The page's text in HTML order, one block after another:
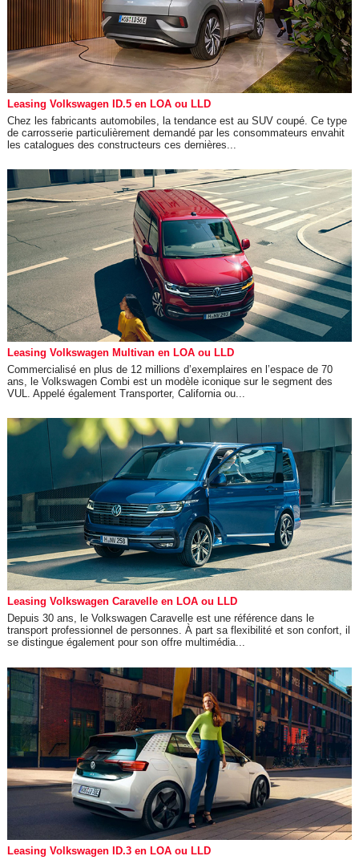
Leasing Volkswagen ID.5 en LOA ou LLD
Chez les fabricants automobiles, la tendance est au SUV coupé. Ce type
de carrosserie particulièrement demandé par les consommateurs envahit
les catalogues des constructeurs ces dernières...
Leasing Volkswagen Multivan en LOA ou LLD
Commercialisé en plus de 12 millions d’exemplaires en l’espace de 70
ans, le Volkswagen Combi est un modèle iconique sur le segment des
VUL. Appelé également Transporter, California ou...
Leasing Volkswagen Caravelle en LOA ou LLD
Depuis 30 ans, le Volkswagen Caravelle est une référence dans le
transport professionnel de personnes. À part sa flexibilité et son confort, il
se distingue également pour son offre multimédia...
Leasing Volkswagen ID.3 en LOA ou LLD